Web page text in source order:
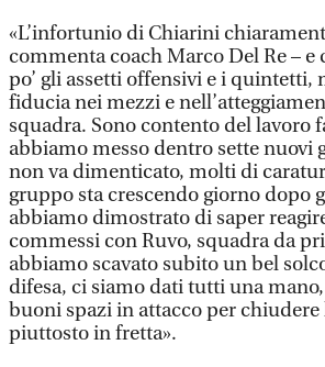
«L’infortunio di Chiarini
commenta coach Marco Del Re – e
po’ gli assetti offensivi e i quintetti,
fiducia nei mezzi e
squadra. Sono contento del lavoro
abbiamo messo dentro sette nuovi
non va dimenticato, molti di
gruppo sta crescendo giorno dopo
abbiamo dimostrato di saper
commessi con Ruvo, squadra da
abbiamo scavato subito un bel
difesa, ci siamo dati tutti una
buoni spazi in attacco per
piuttosto in fretta».